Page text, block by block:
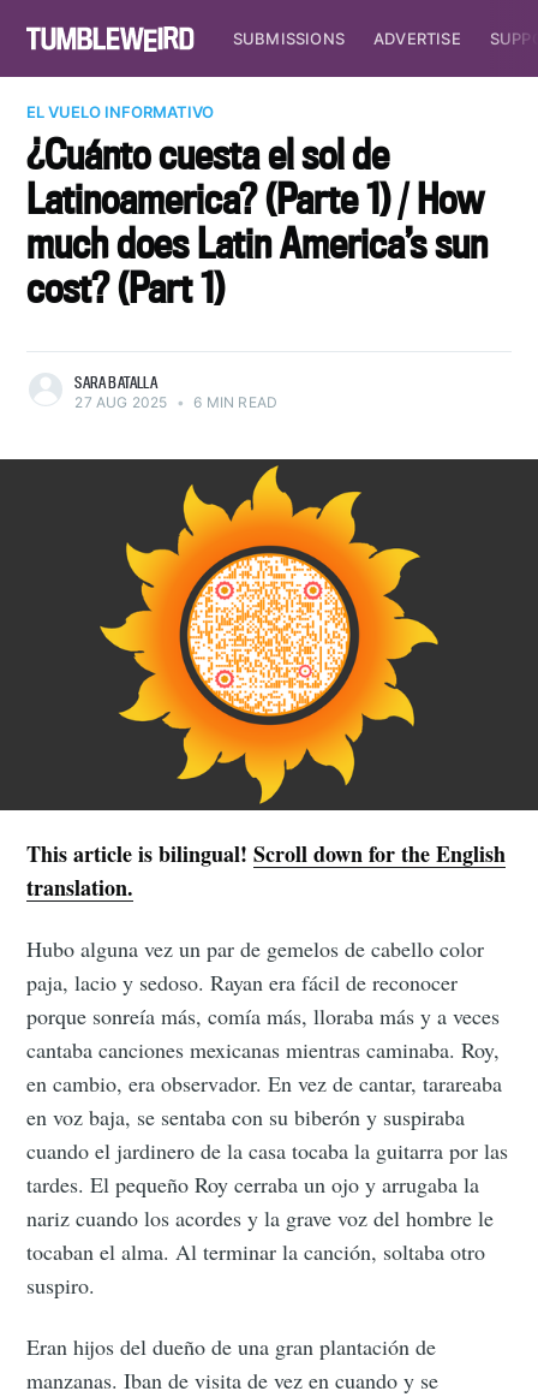
SUBMISSIONS ADVERTISE
EL VUELO INFORMATIVO
¿Cuánto cuesta el sol de
Latinoamerica? (Parte 1) / How
much does Latin America’s sun
cost? (Part 1)
SARA BATALLA
27 AUG 2025 • 6 MIN READ
This article is bilingual!Scroll down for the English
translation.
Hubo alguna vez un par de gemelos de cabello color
paja, lacio y sedoso. Rayan era fácil de reconocer
porque sonreía más, comía más, lloraba más y a veces
cantaba canciones mexicanas mientras caminaba. Roy,
en cambio, era observador. En vez de cantar, tarareaba
en voz baja, se sentaba con su biberón y suspiraba
cuando el jardinero de la casa tocaba la guitarra por las
tardes. El pequeño Roy cerraba un ojo y arrugaba la
nariz cuando los acordes y la grave voz del hombre le
tocaban el alma. Al terminar la canción, soltaba otro
suspiro.
Eran hijos del dueño de una gran plantación de
manzanas. Iban de visita de vez en cuando y se